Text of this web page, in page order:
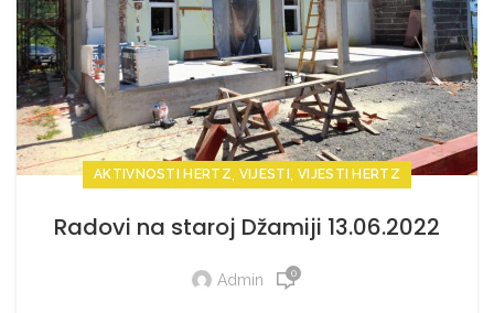
AKTIVNOSTI HERTZ VIJESTI VIJESTI HERTZ
Radovi na staroj Džamiji 13.06.2022
Admin 0